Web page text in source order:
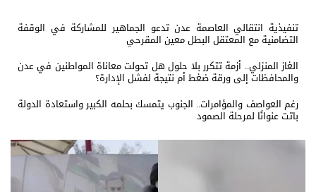
تنفيذية انتقالي العاصمة عدن تدعو الجماهير للمشاركة في الوقفة
التضامنية مع المعتقل البطل معين المقرحي
الغاز المنزلي.. أزمة تتكرر بلا حلول هل تحولت معاناة المواطنين في عدن
والمحافظات إلى ورقة ضغط أم نتيجة لفشل الإدارة؟
رغم العواصف والمؤامرات.. الجنوب يتمسك بحلمه الكبير واستعادة الدولة
باتت عنوانًا لمرحلة الصمود